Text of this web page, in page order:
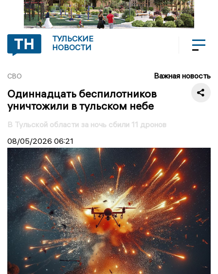
ТУЛЬСКИЕ
НОВОСТИ
СВО Важная новость
Одиннадцать беспилотников
уничтожили в тульском небе
В Тульской области за ночь сбили 11 дронов
08/05/2026 06:21